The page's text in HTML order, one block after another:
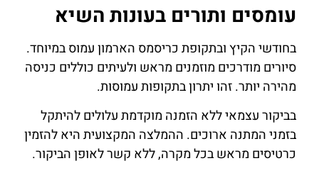
עומסים ותורים בעונות השיא
בחודשי הקיץ ובתקופת כריסמס הארמון עמוס במיוחד.
סיורים מודרכים מוזמנים מראש ולעיתים כוללים כניסה
מהירה יותר. זהו יתרון בתקופות עמוסות.
בביקור עצמאי ללא הזמנה מוקדמת עלולים להיתקל
בזמני המתנה ארוכים. ההמלצה המקצועית היא להזמין
כרטיסים מראש בכל מקרה, ללא קשר לאופן הביקור.